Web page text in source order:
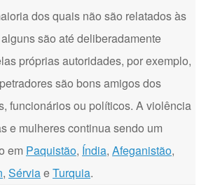
dos quais não são relatados às
são até deliberadamente
próprias autoridades, por exemplo,
são bons amigos dos
funcionários ou políticos. A violência
e mulheres continua sendo um
em Paquistão, Índia, Afeganistão,
, SérviaeTurquia.